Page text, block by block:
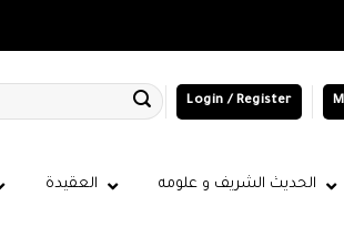
Login / Register
الحديث الشريف و علومه العقيدة